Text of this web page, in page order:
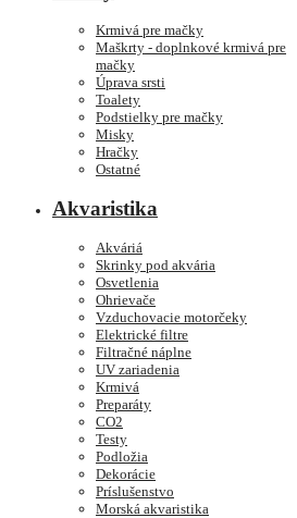
Krmivá pre mačky
Maškrty - doplnkové krmivá pre
mačky
Úprava srsti
Toalety
Podstielky pre mačky
Misky
Hračky
Ostatné
Akvaristika
Akváriá
Skrinky pod akvária
Osvetlenia
Ohrievače
Vzduchovacie motorčeky
Elektrické filtre
Filtračné náplne
UV zariadenia
Krmivá
Preparáty
CO2
Testy
Podložia
Dekorácie
Príslušenstvo
Morská akvaristika